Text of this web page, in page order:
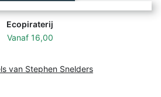
Ecopiraterij
Vanaf 16,00
van Stephen Snelders